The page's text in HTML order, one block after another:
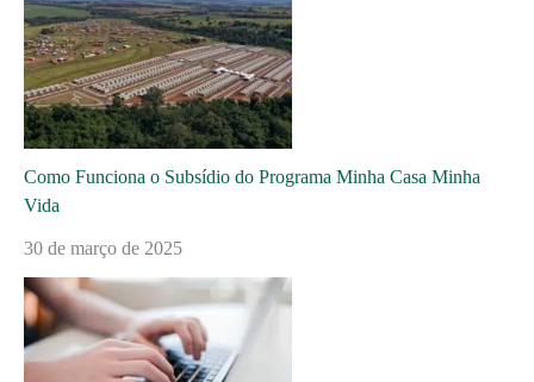
Como Funciona o Subsídio do Programa Minha Casa Minha
Vida
30 de março de 2025